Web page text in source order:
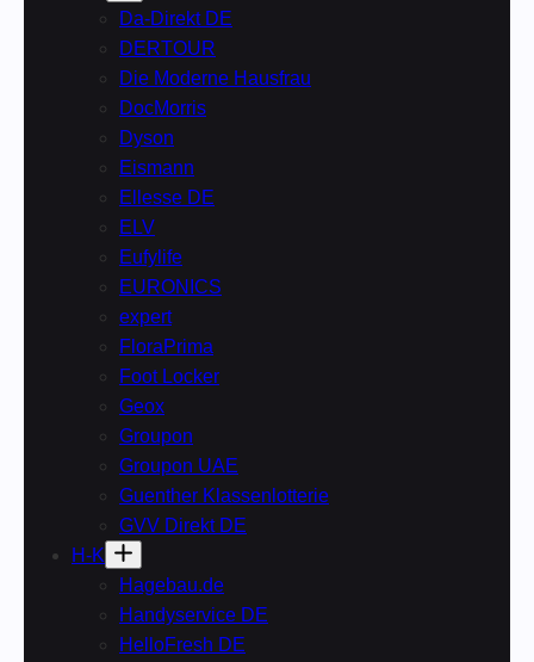
Da-Direkt DE
DERTOUR
Die Moderne Hausfrau
DocMorris
Dyson
Eismann
Ellesse DE
ELV
Eufylife
EURONICS
expert
FloraPrima
Foot Locker
Geox
Groupon
Groupon UAE
Guenther Klassenlotterie
GVV Direkt DE
H-K
Hagebau.de
Handyservice DE
HelloFresh DE